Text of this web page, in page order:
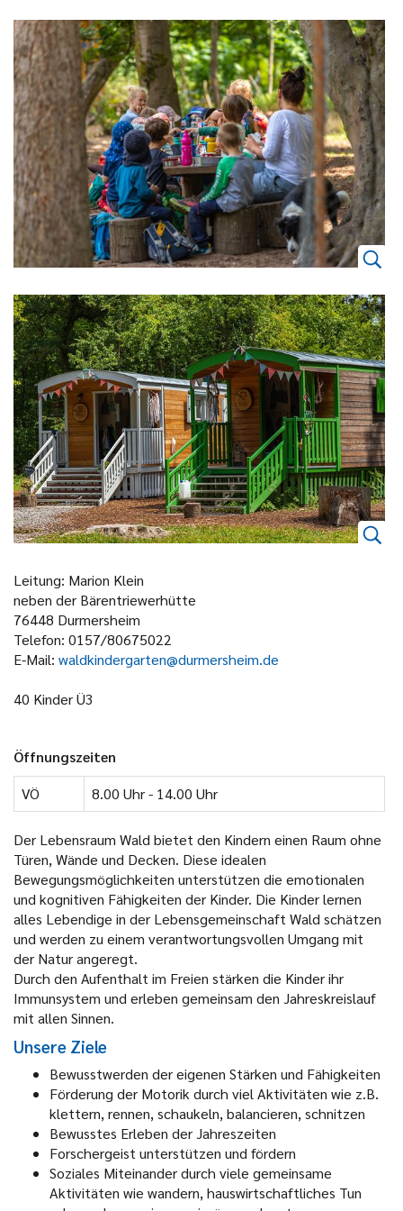
Leitung: Marion Klein
neben der Bärentriewerhütte
76448 Durmersheim
Telefon: 0157/80675022
E-Mail: waldkindergarten@durmersheim.de
40 Kinder Ü3
Öffnungszeiten
VÖ
8.00 Uhr - 14.00 Uhr
Der Lebensraum Wald bietet den Kindern einen Raum ohne
Türen, Wände und Decken. Diese idealen
Bewegungsmöglichkeiten unterstützen die emotionalen
und kognitiven Fähigkeiten der Kinder. Die Kinder lernen
alles Lebendige in der Lebensgemeinschaft Wald schätzen
und werden zu einem verantwortungsvollen Umgang mit
der Natur angeregt.
Durch den Aufenthalt im Freien stärken die Kinder ihr
Immunsystem und erleben gemeinsam den Jahreskreislauf
mit allen Sinnen.
Unsere Ziele
Bewusstwerden der eigenen Stärken und Fähigkeiten
Förderung der Motorik durch viel Aktivitäten wie z.B.
klettern, rennen, schaukeln, balancieren, schnitzen
Bewusstes Erleben der Jahreszeiten
Forschergeist unterstützen und fördern
Soziales Miteinander durch viele gemeinsame
Aktivitäten wie wandern, hauswirtschaftliches Tun